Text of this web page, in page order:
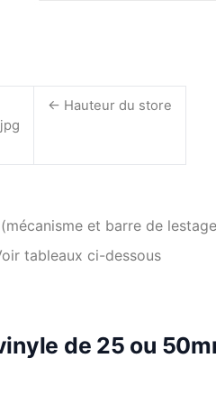
<- Hauteur du store
et barre de
tableaux ci-dessous
de 25 ou